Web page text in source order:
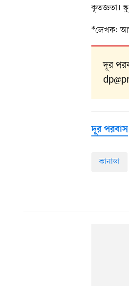
কৃতজ্ঞতা।
*লেখক:
দূর
দূর পরবাস
কানাডা